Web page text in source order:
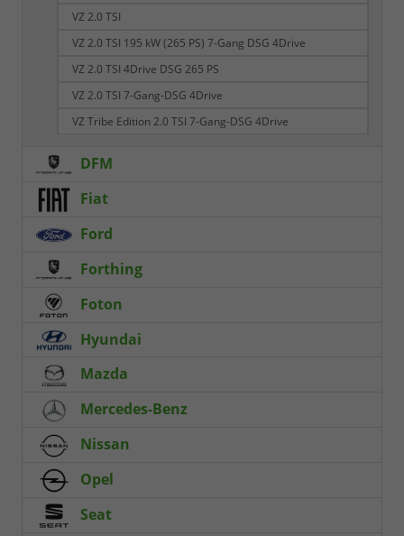
VZ 2.0 TSI
VZ 2.0 TSI 195 kW (265 PS) 7-Gang DSG 4Drive
VZ 2.0 TSI 4Drive DSG 265 PS
VZ 2.0 TSI 7-Gang-DSG 4Drive
VZ Tribe Edition 2.0 TSI 7-Gang-DSG 4Drive
DFM
Fiat
Ford
Forthing
Foton
Hyundai
Mazda
Mercedes-Benz
Nissan
Opel
Seat